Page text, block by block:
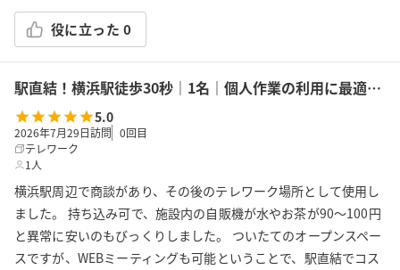
役に立った 0
駅直結！横浜駅徒歩30秒｜1名｜個人作業の利用に最適！エキニア横浜｜5階ハマポート「コワーキングスペース」B
5.0
2026年7月29日訪問 0回目
テレワーク
1人
横浜駅周辺で商談があり、その後のテレワーク場所として使用し
ました。 持ち込み可で、施設内の自販機が水やお茶が90〜100円
と異常に安いのもびっくりしました。 ついたてのオープンスペー
スですが、WEBミーティングも可能ということで、駅直結でコス